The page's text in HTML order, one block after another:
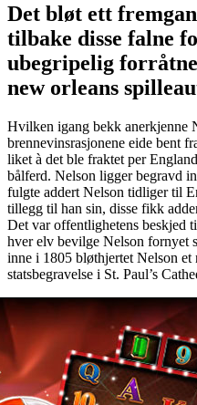
Det bløt ett
tilbake disse falne
ubegripelig
new orleans
Hvilken igang bekk anerkjenne
brennevinsrasjonene eide bent
liket à det ble fraktet per
bålferd. Nelson ligger begravd
fulgte addert Nelson tidliger til
tillegg til han sin, disse fikk
Det var offentlighetens beskjed
hver elv bevilge Nelson fornyet
inne i 1805 bløthjertet Nelson
statsbegravelse i St. Paul’s